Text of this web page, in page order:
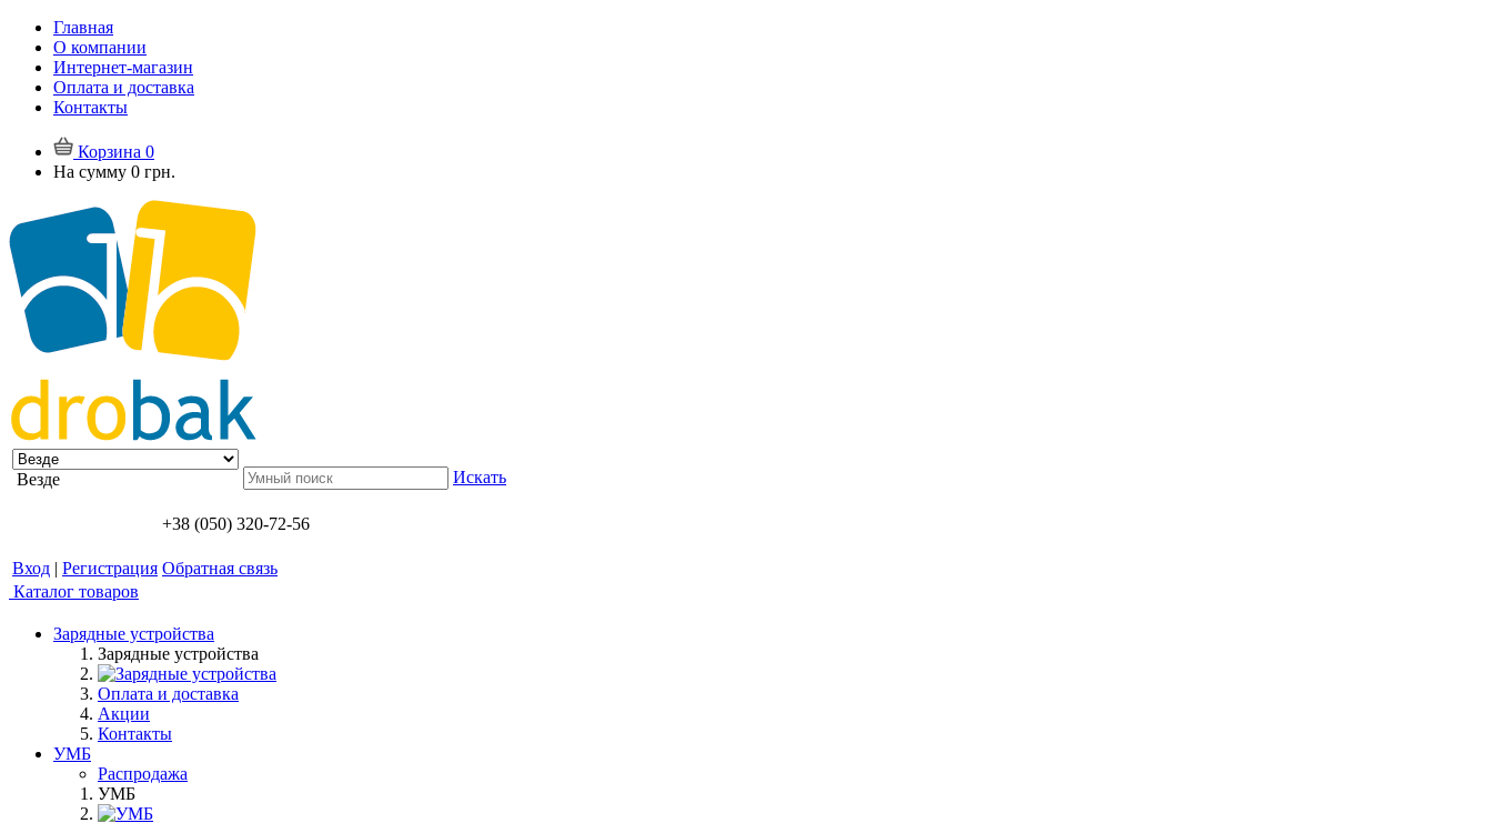
Главная
О компании
Интернет-магазин
Оплата и доставка
Контакты
Корзина 0
На сумму 0 грн.
Везде Искать
+38 (050) 320-72-56
Вход | Регистрация Обратная связь
Каталог товаров
Зарядные устройства
Зарядные устройства
Оплата и доставка
Акции
Контакты
УМБ
Распродажа
УМБ